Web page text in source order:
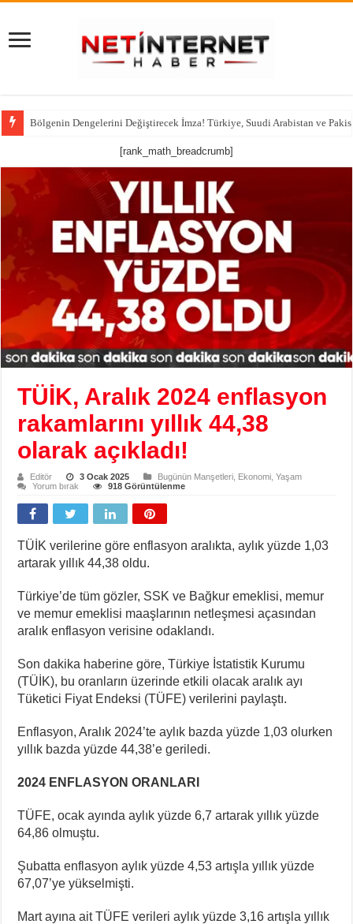
Bölgenin Dengelerini Değiştirecek İmza! Türkiye, Suudi Arabistan ve
[rank_math_breadcrumb]
TÜİK, Aralık 2024 enflasyon
rakamlarını yıllık 44,38
olarak açıkladı!
Editör 3 Ocak 2025 Bugünün Manşetleri Ekonomi ,Yaşam
Yorum bırak
918 Görüntülenme
TÜİK verilerine göre enflasyon aralıkta, aylık yüzde 1,03
artarak yıllık 44,38 oldu.
Türkiye’de tüm gözler, SSK ve Bağkur emeklisi, memur
ve memur emeklisi maaşlarının netleşmesi açasından
aralık enflasyon verisine odaklandı.
Son dakika haberine göre, Türkiye İstatistik Kurumu
(TÜİK), bu oranların üzerinde etkili olacak aralık ayı
Tüketici Fiyat Endeksi (TÜFE) verilerini paylaştı.
Enflasyon, Aralık 2024’te aylık bazda yüzde 1,03 olurken
yıllık bazda yüzde 44,38’e geriledi.
2024 ENFLASYON ORANLARI
TÜFE, ocak ayında aylık yüzde 6,7 artarak yıllık yüzde
64,86 olmuştu.
Şubatta enflasyon aylık yüzde 4,53 artışla yıllık yüzde
67,07’ye yükselmişti.
Mart ayına ait TÜFE verileri aylık yüzde 3,16 artışla yıllık